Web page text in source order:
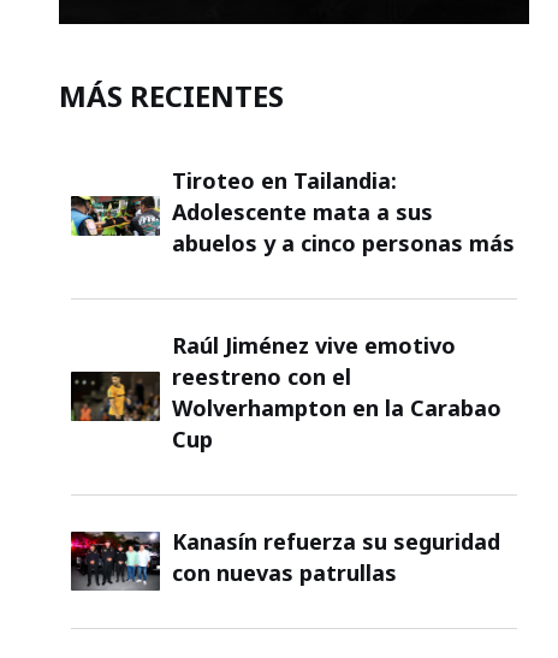
MÁS RECIENTES
Tiroteo en Tailandia:
Adolescente mata a sus
abuelos y a cinco personas más
Raúl Jiménez vive emotivo
reestreno con el
Wolverhampton en la Carabao
Cup
Kanasín refuerza su seguridad
con nuevas patrullas